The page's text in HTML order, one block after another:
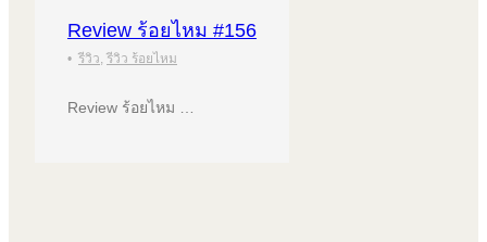
Review ร้อยไหม #156
• รีวิว, รีวิว ร้อยไหม
Review ร้อยไหม …